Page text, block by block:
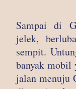
Sampai di
jelek,
sempit.
banyak mobil
jalan menuju